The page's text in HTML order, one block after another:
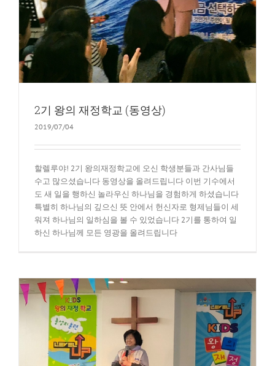
2기 왕의 재정학교 (동영상)
2019/07/04
할렐루야! 2기 왕의재정학교에 오신 학생분들과 간사님들
수고 많으셨습니다 동영상을 올려드립니다 이번 기수에서
도 새 일을 행하신 놀라우신 하나님을 경험하게 하셨습니다
특별히 하나님의 깊으신 뜻 안에서 헌신자로 형제님들이 세
워져 하나님의 일하심을 볼 수 있었습니다 2기를 통하여 일
하신 하나님께 모든 영광을 올려드립니다